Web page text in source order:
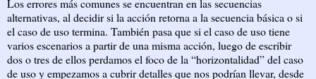
Los errores más comunes se encuentran en las secuencias
alternativas, al decidir si la acción retorna a la secuencia básica o si
el caso de uso termina. También pasa que si el caso de uso tiene
varios escenarios a partir de una misma acción, luego de escribir
dos o tres de ellos perdamos el foco de la “horizontalidad” del caso
de uso y empezamos a cubrir detalles que nos podrían llevar, desde